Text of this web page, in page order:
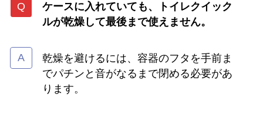
ケースに入れていても、トイレクイック
ルが乾燥して最後まで使えません。
乾燥を避けるには、容器のフタを手前ま
でパチンと音がなるまで閉める必要があ
ります。